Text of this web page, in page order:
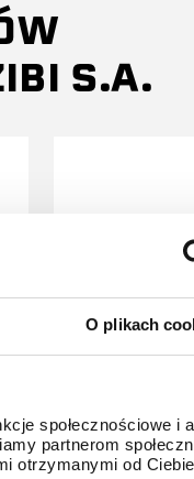
O plikach
społecznościowe i
partnerom
otrzymanymi od
S.A.